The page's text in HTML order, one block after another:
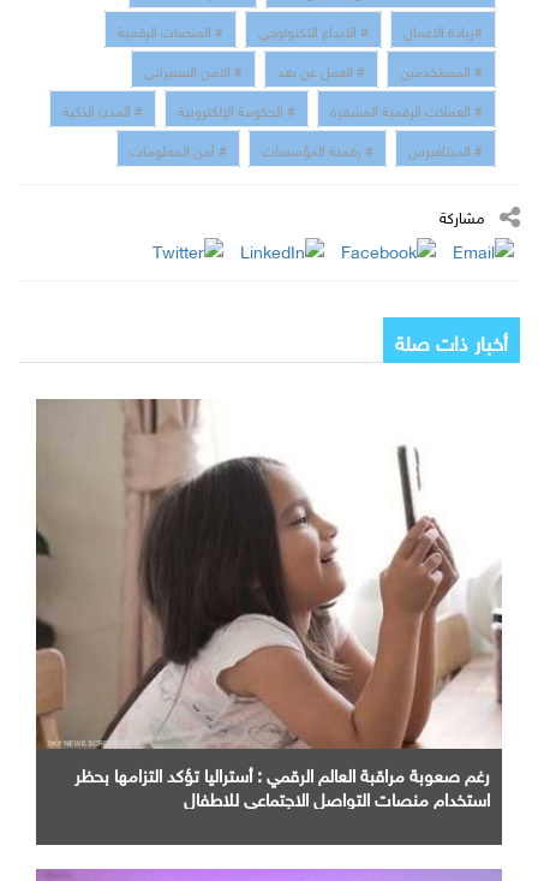
#ريادة الاعمال
# الابداع التكنولوجي
# المنصات الرقمية
# المستخدمين
# العمل عن بعد
# الامن السبيراني
# العملات الرقمية المشفرة
# الحكومة الإلكترونية
# المدن الذكية
# الميتافيرس
# رقمنة المؤسسات # أمن المعلومات
مشاركة
أخبار ذات صلة
رغم صعوبة مراقبة العالم الرقمي : أستراليا تؤكد التزامها بحظر
استخدام منصات التواصل الاجتماعي للاطفال